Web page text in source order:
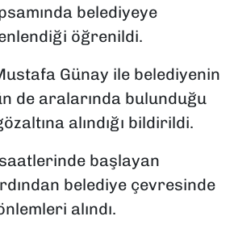
belediyeye
öğrenildi.
Günay ile belediyenin
de aralarında bulunduğu
alındığı bildirildi.
başlayan
belediye çevresinde
alındı.